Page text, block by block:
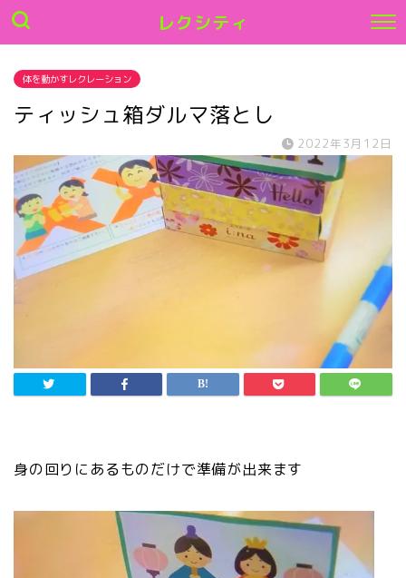
レクシティ
体を動かすレクレーション
ティッシュ箱ダルマ落とし
2022年3月12日
身の回りにあるものだけで準備が出来ます